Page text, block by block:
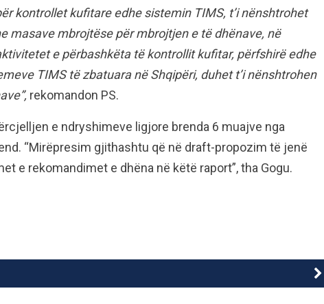
kontrollet kufitare edhe sistemin TIMS, t’i nënshtrohet
masave mbrojtëse për mbrojtjen e të dhënave, në
e përbashkëta të kontrollit kufitar, përfshirë edhe
TIMS të zbatuara në Shqipëri, duhet t’i nënshtrohen
rekomandon PS.
e ndryshimeve ligjore brenda 6 muajve nga
“Mirëpresim gjithashtu që në draft-propozim të jenë
e rekomandimet e dhëna në këtë raport”, tha Gogu.